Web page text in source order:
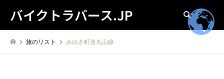
バイクトラバース.JP 検索
旅のリスト みゆき町道丸山線